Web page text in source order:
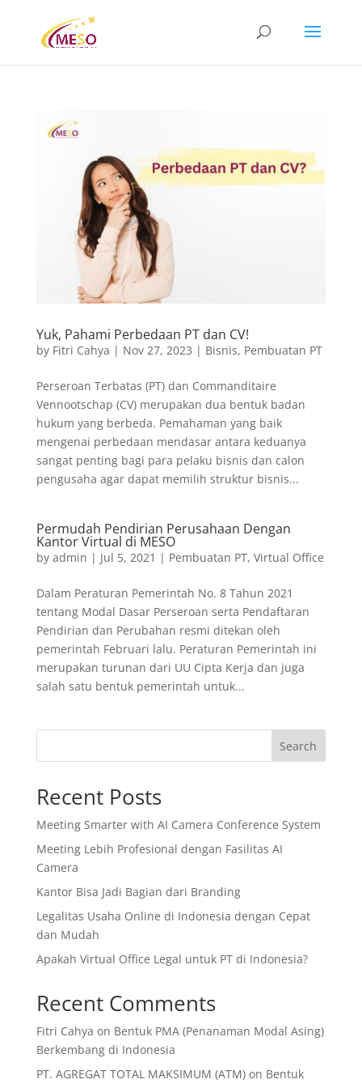
Yuk, Pahami Perbedaan PT dan CV!
by Fitri Cahya | Nov 27, 2023 | Bisnis, Pembuatan PT
Perseroan Terbatas (PT) dan Commanditaire
Vennootschap (CV) merupakan dua bentuk badan
hukum yang berbeda. Pemahaman yang baik
mengenai perbedaan mendasar antara keduanya
sangat penting bagi para pelaku bisnis dan calon
pengusaha agar dapat memilih struktur bisnis...
Permudah Pendirian Perusahaan Dengan
Kantor Virtual di MESO
by admin | Jul 5, 2021 | Pembuatan PT, Virtual Office
Dalam Peraturan Pemerintah No. 8 Tahun 2021
tentang Modal Dasar Perseroan serta Pendaftaran
Pendirian dan Perubahan resmi ditekan oleh
pemerintah Februari lalu. Peraturan Pemerintah ini
merupakan turunan dari UU Cipta Kerja dan juga
salah satu bentuk pemerintah untuk...
Search
Recent Posts
Meeting Smarter with AI Camera Conference System
Meeting Lebih Profesional dengan Fasilitas AI
Camera
Kantor Bisa Jadi Bagian dari Branding
Legalitas Usaha Online di Indonesia dengan Cepat
dan Mudah
Apakah Virtual Office Legal untuk PT di Indonesia?
Recent Comments
Fitri Cahya on Bentuk PMA (Penanaman Modal Asing)
Berkembang di Indonesia
PT. AGREGAT TOTAL MAKSIMUM (ATM)on Bentuk